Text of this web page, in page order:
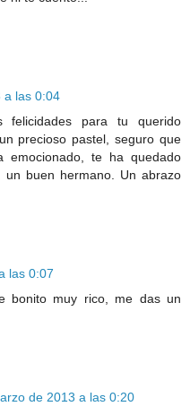
a las 0:04
felicidades para tu querido
precioso pastel, seguro que
te ha quedado
un buen hermano. Un abrazo
las 0:07
bonito muy rico, me das un
de 2013 a las 0:20